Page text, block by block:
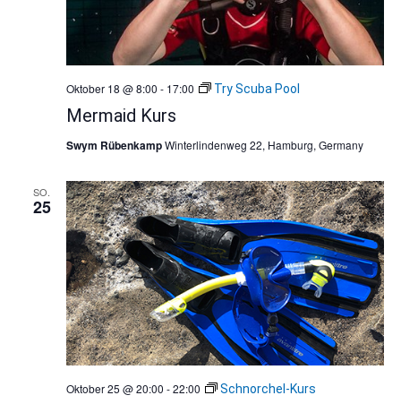
Mermaid Kurs
Oktober 18 @ 8:00 - 17:00 Try Scuba Pool
Swym RübenkampWinterlindenweg 22, Hamburg, Germany
SO.
25
Oktober 25 @ 20:00 -22:00 Schnorchel-Kurs